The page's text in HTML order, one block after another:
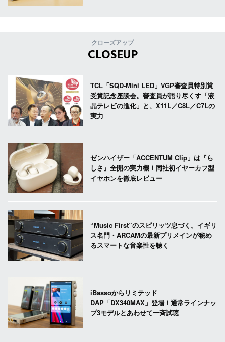
クローズアップ
CLOSEUP
TCL「SQD-Mini LED」VGP審査員特別賞
受賞記念座談会。審査員が語り尽くす「液
晶テレビの進化」と、X11L／C8L／C7Lの
実力
ゼンハイザー「ACCENTUM Clip」は『ら
しさ』全開の実力機！同社初イヤーカフ型
イヤホンを徹底レビュー
“Music First”のスピリッツ息づく。イギリ
ス名門・ARCAMの最新プリメインが秘め
るスマートな音楽性を聴く
iBassoからリミテッド
DAP「DX340MAX」登場！通常ラインナッ
プ3モデルとあわせて一斉試聴